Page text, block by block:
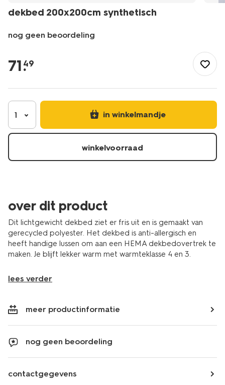
dekbed 200x200cm synthetisch
nog geen beoordeling
be/slapen/beddengoed/dekbed-
200x200cm-
5500106.html
71.
49
1 in winkelmandje
winkelvoorraad
over dit product
Dit lichtgewicht dekbed ziet er fris uit en is gemaakt van
gerecycled polyester. Het dekbed is anti-allergisch en
heeft handige lussen om aan een HEMA dekbedovertrek te
maken. Je blijft lekker warm met warmteklasse 4 en 3.
lees verder
meer productinformatie
nog geen beoordeling
contactgegevens